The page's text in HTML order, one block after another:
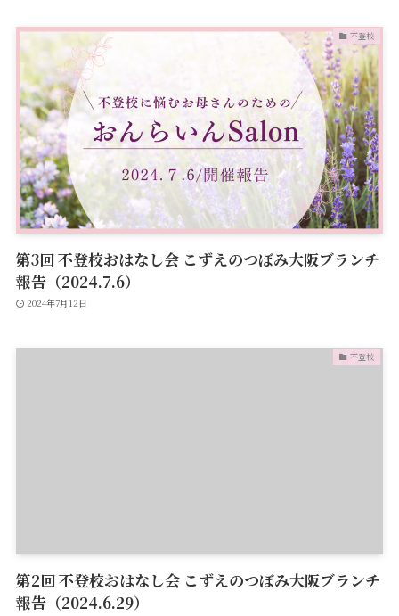
不登校
第3回 不登校おはなし会 こずえのつぼみ大阪ブランチ
報告（2024.7.6）
2024年7月12日
不登校
第2回 不登校おはなし会 こずえのつぼみ大阪ブランチ
報告（2024.6.29）